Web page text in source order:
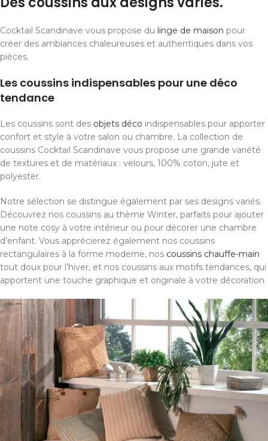
Cocktail Scandinave vous propose du linge de maison pour
créer des ambiances chaleureuses et authentiques dans vos
pièces.
Les coussins indispensables pour une déco
tendance
Les coussins sont des objets déco indispensables pour apporter
confort et style à votre salon ou chambre. La collection de
coussins Cocktail Scandinave vous propose une grande variété
de textures et de matériaux : velours, 100% coton, jute et
polyester.
Notre sélection se distingue également par ses designs variés.
Découvrez nos coussins au thème Winter, parfaits pour ajouter
une note cosy à votre intérieur ou pour décorer une chambre
d’enfant. Vous apprécierez également nos coussins
rectangulaires à la forme moderne, nos coussins chauffe-main
tout doux pour l’hiver, et nos coussins aux motifs tendances, qui
apportent une touche graphique et originale à votre décoration.